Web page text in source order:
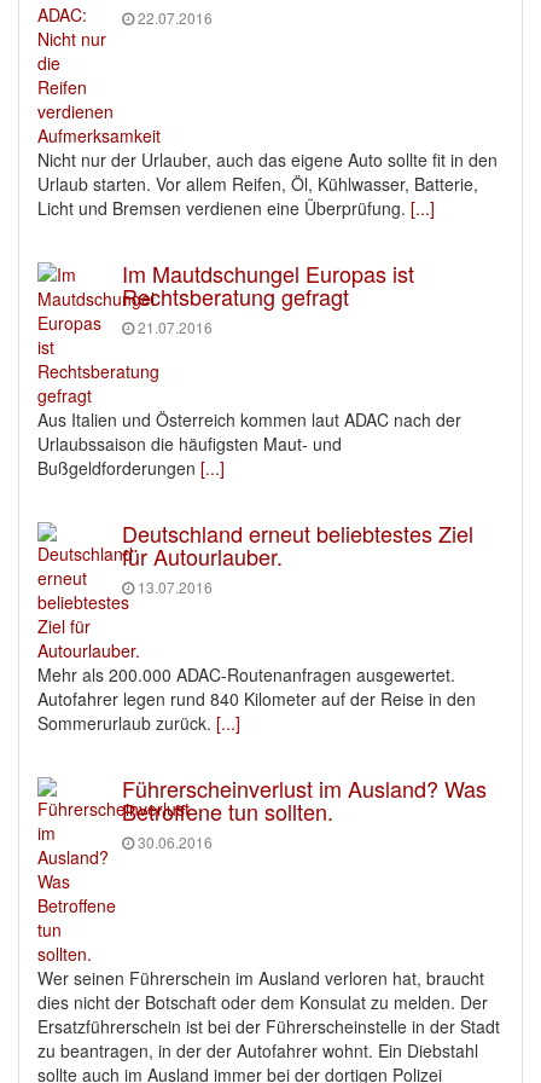
22.07.2016
Nicht nur der Urlauber, auch das eigene Auto sollte fit in den
Urlaub starten. Vor allem Reifen, Öl, Kühlwasser, Batterie,
Licht und Bremsen verdienen eine Überprüfung. [...]
Im Mautdschungel Europas ist
Rechtsberatung gefragt
21.07.2016
Aus Italien und Österreich kommen laut ADAC nach der
Urlaubssaison die häufigsten Maut- und
Bußgeldforderungen [...]
Deutschland erneut beliebtestes Ziel
für Autourlauber.
13.07.2016
Mehr als 200.000 ADAC-Routenanfragen ausgewertet.
Autofahrer legen rund 840 Kilometer auf der Reise in den
Sommerurlaub zurück. [...]
Führerscheinverlust im Ausland? Was
Betroffene tun sollten.
30.06.2016
Wer seinen Führerschein im Ausland verloren hat, braucht
dies nicht der Botschaft oder dem Konsulat zu melden. Der
Ersatzführerschein ist bei der Führerscheinstelle in der Stadt
zu beantragen, in der der Autofahrer wohnt. Ein Diebstahl
sollte auch im Ausland immer bei der dortigen Polizei